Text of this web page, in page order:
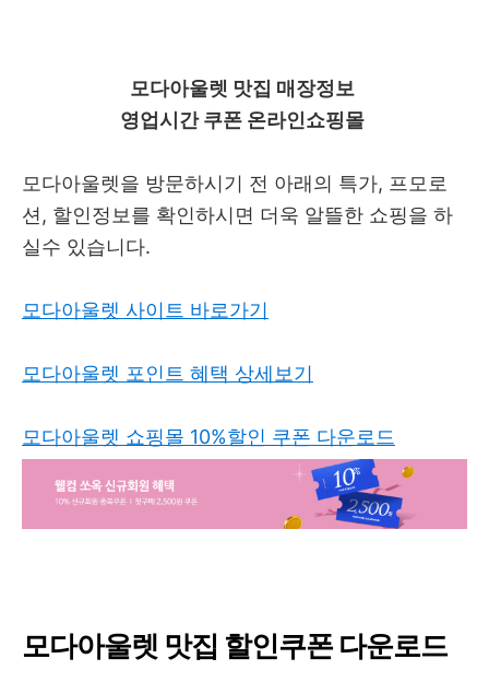
모다아울렛 맛집 매장정보
영업시간 쿠폰 온라인쇼핑몰
모다아울렛을 방문하시기 전 아래의 특가, 프모로
션, 할인정보를 확인하시면 더욱 알뜰한 쇼핑을 하
실수 있습니다.
모다아울렛 사이트 바로가기
모다아울렛 포인트 혜택 상세보기
모다아울렛 쇼핑몰 10%할인 쿠폰 다운로드
모다아울렛 맛집 할인쿠폰 다운로드